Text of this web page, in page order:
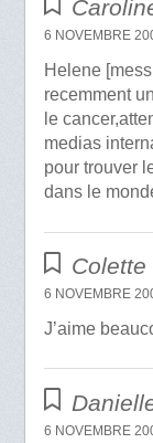
6 NOVEMBRE
Helene
recemment
le
medias
pour trouver
dans le
Colette
6 NOVEMBRE
J’aime
6 NOVEMBRE